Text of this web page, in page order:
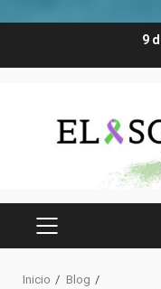
9
MENÚ
Inicio
Blog